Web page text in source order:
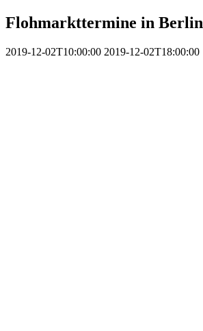
Flohmarkttermine in Berlin
2019-12-02T10:00:00 2019-12-02T18:00:00